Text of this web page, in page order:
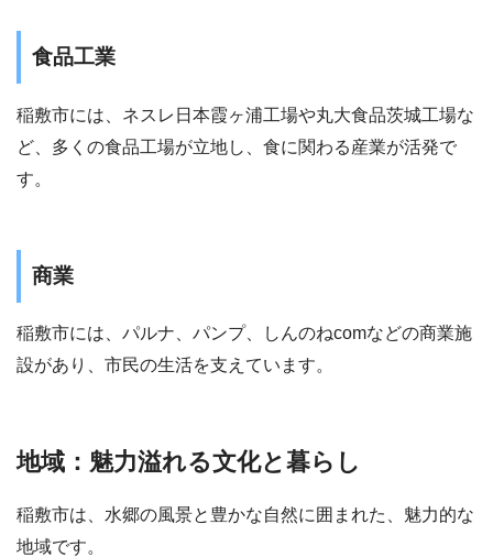
食品工業
稲敷市には、ネスレ日本霞ヶ浦工場や丸大食品茨城工場な
ど、多くの食品工場が立地し、食に関わる産業が活発で
す。
商業
稲敷市には、パルナ、パンプ、しんのねcomなどの商業施
設があり、市民の生活を支えています。
地域：魅力溢れる文化と暮らし
稲敷市は、水郷の風景と豊かな自然に囲まれた、魅力的な
地域です。